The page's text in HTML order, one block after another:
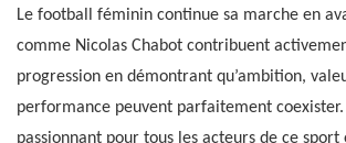
Le football féminin continue sa marche en
comme Nicolas Chabot contribuent
progression en démontrant qu’ambition,
performance peuvent parfaitement coexister.
passionnant pour tous les acteurs de ce sport